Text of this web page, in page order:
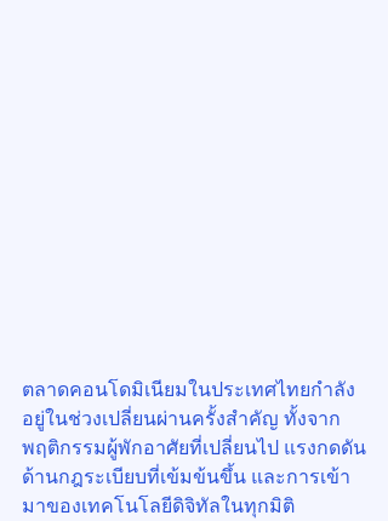
ตลาดคอนโดมิเนียมในประเทศไทยกำลัง
อยู่ในช่วงเปลี่ยนผ่านครั้งสำคัญ ทั้งจาก
พฤติกรรมผู้พักอาศัยที่เปลี่ยนไป แรงกดดัน
ด้านกฎระเบียบที่เข้มข้นขึ้น และการเข้า
มาของเทคโนโลยีดิจิทัลในทุกมิติ